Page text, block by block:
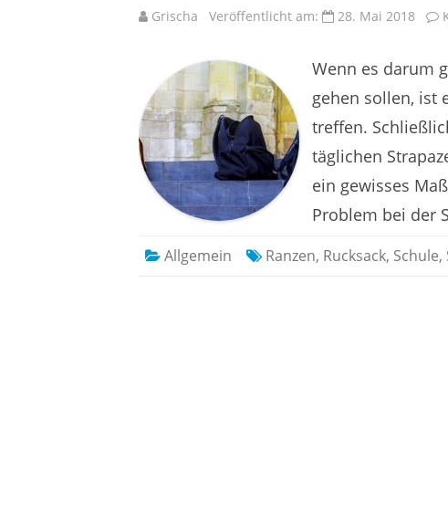
Grischa Veröffentlicht am: 28. Mai 2018
Wenn es darum
gehen sollen, ist
treffen.
täglichen
ein gewisses
Problem bei der
Allgemein Ranzen, Rucksack, Schule,